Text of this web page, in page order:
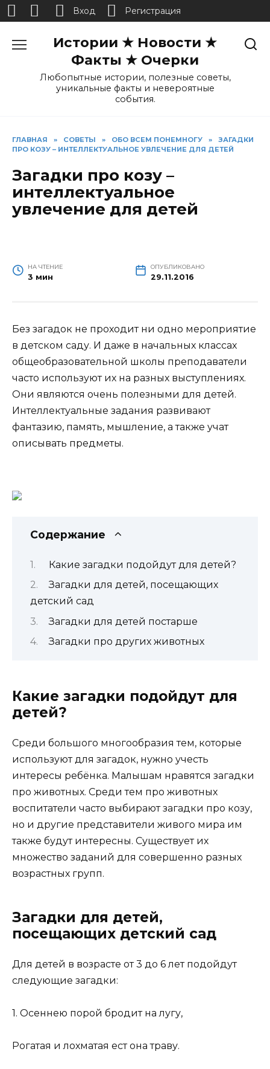
Истории ★ Новости ★
Факты ★ Очерки
Любопытные истории, полезные советы,
уникальные факты и невероятные
события.
ГЛАВНАЯ » СОВЕТЫ » ОБО ВСЕМ ПОНЕМНОГУ »
ЗАГАДКИ
ПРО КОЗУ – ИНТЕЛЛЕКТУАЛЬНОЕ УВЛЕЧЕНИЕ ДЛЯ ДЕТЕЙ
Загадки про козу –
интеллектуальное
увлечение для детей
НА ЧТЕНИЕ
3 мин
ОПУБЛИКОВАНО
29.11.2016
Без загадок не проходит ни одно мероприятие
в детском саду. И даже в начальных классах
общеобразовательной школы преподаватели
часто используют их на разных выступлениях.
Они являются очень полезными для детей.
Интеллектуальные задания развивают
фантазию, память, мышление, а также учат
описывать предметы.
Содержание
Какие загадки подойдут для детей?
Загадки для детей, посещающих
детский сад
Загадки для детей постарше
Загадки про других животных
Какие загадки подойдут для
детей?
Среди большого многообразия тем, которые
используют для загадок, нужно учесть
интересы ребёнка. Малышам нравятся загадки
про животных. Среди тем про животных
воспитатели часто выбирают загадки про козу,
но и другие представители живого мира им
также будут интересны. Существует их
множество заданий для совершенно разных
возрастных групп.
Загадки для детей,
посещающих детский сад
Для детей в возрасте от 3 до 6 лет подойдут
следующие загадки:
1. Осеннею порой бродит на лугу,
Рогатая и лохматая ест она траву.
Вход Регистрация